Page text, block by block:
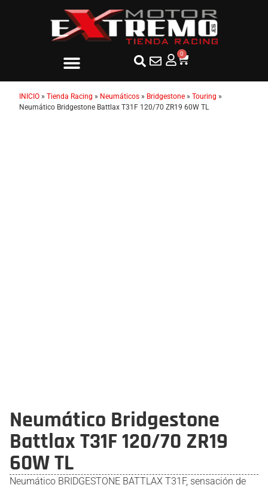
0
INICIO » Tienda Racing » Neumáticos » Bridgestone » Touring »
Neumático Bridgestone Battlax T31F 120/70 ZR19 60W TL
Neumático Bridgestone
Battlax T31F 120/70 ZR19
60W TL
Neumático BRIDGESTONE BATTLAX T31F, sensación de